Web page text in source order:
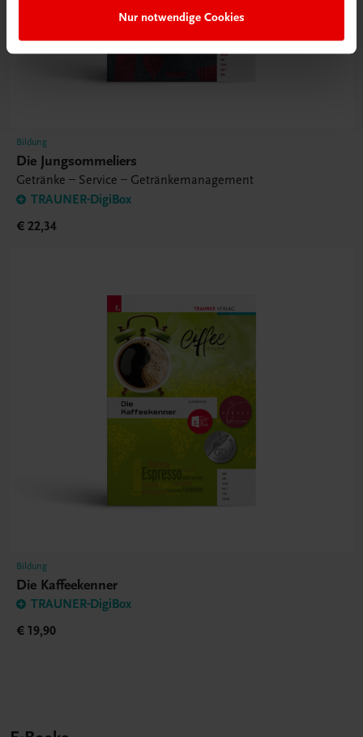
Nur notwendige Cookies
Bildung
Die Jungsommeliers
Getränke – Service – Getränkemanagement
TRAUNER-DigiBox
€ 22,34
Bildung
Die Kaffeekenner
TRAUNER-DigiBox
€ 19,90